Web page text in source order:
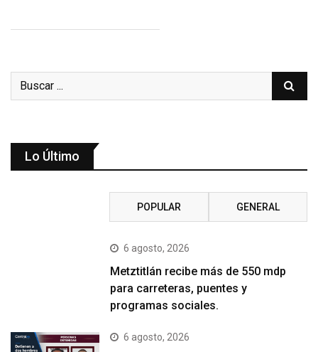
Lo Último
POPULAR GENERAL
6 agosto, 2026
Metztitlán recibe más de 550 mdp
para carreteras, puentes y
programas sociales.
6 agosto, 2026